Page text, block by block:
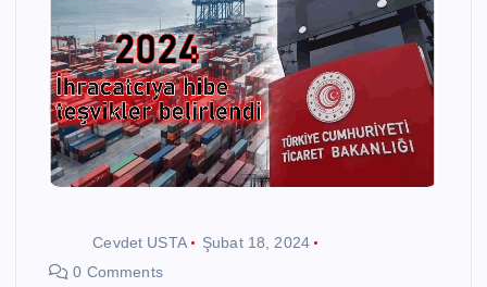
Cevdet USTA
Şubat 18, 2024
0 Comments